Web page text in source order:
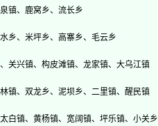
镇、鹿窝乡、流长乡
乡、米坪乡、高寨乡、毛云乡
关兴镇、构皮滩镇、龙家镇、大乌江镇
镇、双龙乡、泥坝乡、二里镇、醒民镇
白镇、黄杨镇、宽阔镇、坪乐镇、小关乡